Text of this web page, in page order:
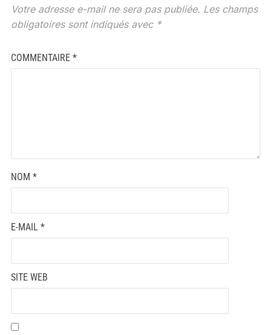
Votre adresse e-mail ne sera pas publiée. Les champs
obligatoires sont indiqués avec *
COMMENTAIRE *
NOM *
E-MAIL *
SITE WEB